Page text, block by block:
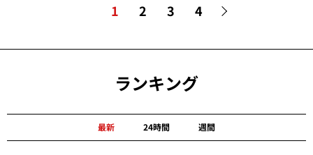
1 2 3 4
ランキング
最新 24時間 週間